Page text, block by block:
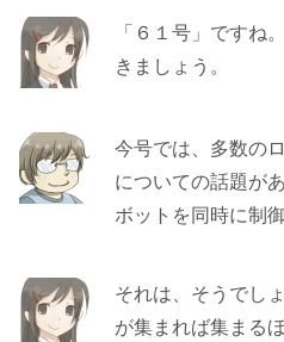
「６１号」ですね
きましょう。
今号では、多数の
についての話題が
ボットを同時に制
それは、そうでし
が集まれば集まる